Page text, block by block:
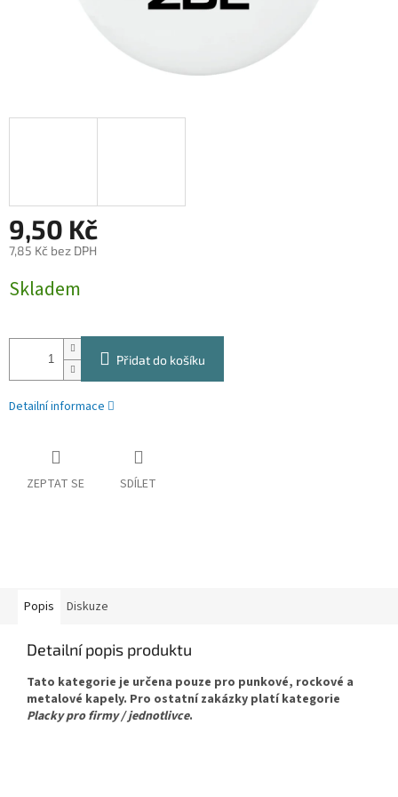
9,50 Kč
7,85 Kč bez DPH
cena:
Skladem
Přidat do košíku
Detailní informace
ZEPTAT SE SDÍLET
Popis Diskuze
Detailní popis produktu
Tato kategorie je určena pouze pro punkové, rockové a
metalové kapely. Pro ostatní zakázky platí kategorie
Placky pro firmy / jednotlivce.